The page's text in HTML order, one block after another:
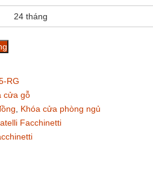
24 tháng
RG
cửa gỗ
Khóa cửa phòng ngủ
Facchinetti